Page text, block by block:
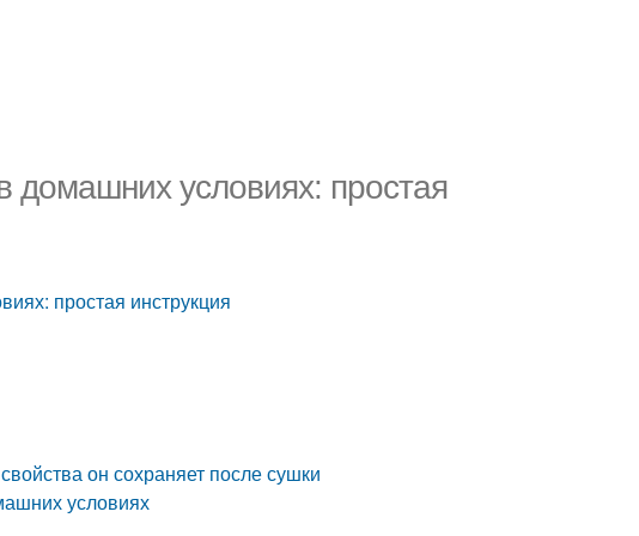
домашних условиях: простая
простая инструкция
он сохраняет после сушки
условиях